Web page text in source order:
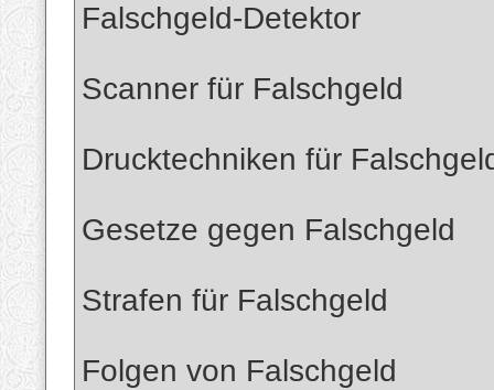
Falschgeld-Detektor
Scanner für Falschgeld
Drucktechniken für
Gesetze gegen Falschgeld
Strafen für Falschgeld
Folgen von Falschgeld